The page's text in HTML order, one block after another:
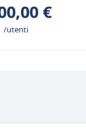
€
/utenti